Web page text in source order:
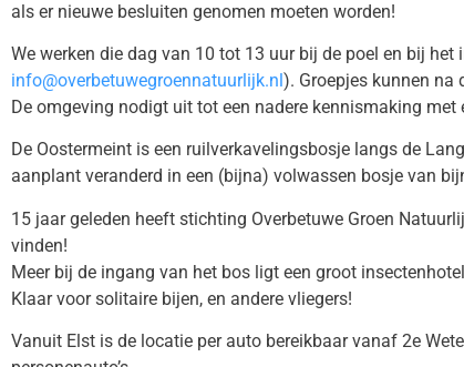
als er nieuwe besluiten genomen moeten worden!
We werken die dag van 10 tot 13 uur bij de poel en bij
info@overbetuwegroennatuurlijk.nl). Groepjes kunnen na
De omgeving nodigt uit tot een nadere kennismaking met
De Oostermeint is een ruilverkavelingsbosje langs de
aanplant veranderd in een (bijna) volwassen bosje van
15 jaar geleden heeft stichting Overbetuwe Groen
vinden!
Meer bij de ingang van het bos ligt een groot
Klaar voor solitaire bijen, en andere vliegers!
Vanuit Elst is de locatie per auto bereikbaar vanaf 2e